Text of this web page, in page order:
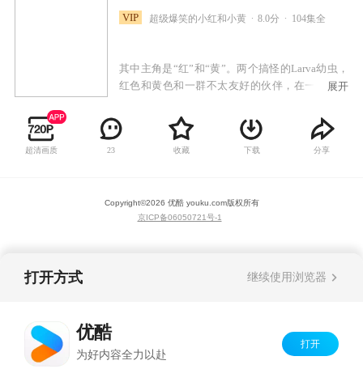
VIP 超级爆笑的小红和小黄 8.0分 104集全
其中主角是“红”和“黄”。两个搞怪的Larva幼虫，
红色和黄色和一群不太友好的伙伴，在一个下水
们津津乐道的事情是，人们有时会扔进下水道，
像嚼泡泡糖，冰淇淋融化，硬币，戒指等东西。
展开
超清画质 23 收藏 下载 分享
Copyright©2026 优酷 youku.com版权所有
京ICP备06050721号-1
打开方式 继续使用浏览器
优酷
为好内容全力以赴
打开